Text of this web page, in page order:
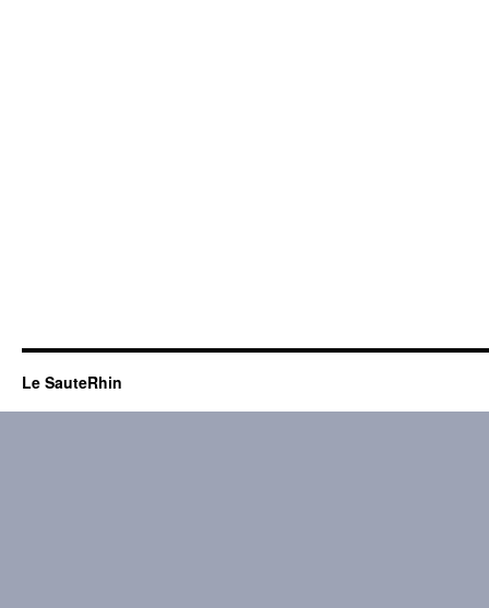
Le SauteRhin